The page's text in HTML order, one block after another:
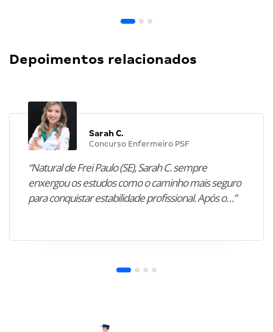
Depoimentos relacionados
Sarah C.
Concurso Enfermeiro PSF
“Natural de Frei Paulo (SE), Sarah C. sempre
enxergou os estudos como o caminho mais seguro
para conquistar estabilidade profissional. Após o…”